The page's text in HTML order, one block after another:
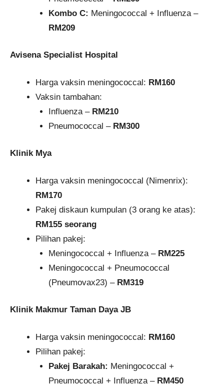
Kombo C: Meningococcal + Influenza –
RM209
Avisena Specialist Hospital
Harga vaksin meningococcal: RM160
Vaksin tambahan:
Influenza – RM210
Pneumococcal – RM300
Klinik Mya
Harga vaksin meningococcal (Nimenrix):
RM170
Pakej diskaun kumpulan (3 orang ke atas):
RM155 seorang
Pilihan pakej:
Meningococcal + Influenza – RM225
Meningococcal + Pneumococcal
(Pneumovax23) – RM319
Klinik Makmur Taman Daya JB
Harga vaksin meningococcal: RM160
Pilihan pakej:
Pakej Barakah: Meningococcal +
Pneumococcal + Influenza – RM450